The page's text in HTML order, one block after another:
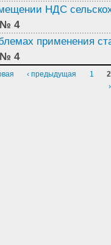
НДС
№ 4
применения
№ 4
‹ предыдущая 1
2
›